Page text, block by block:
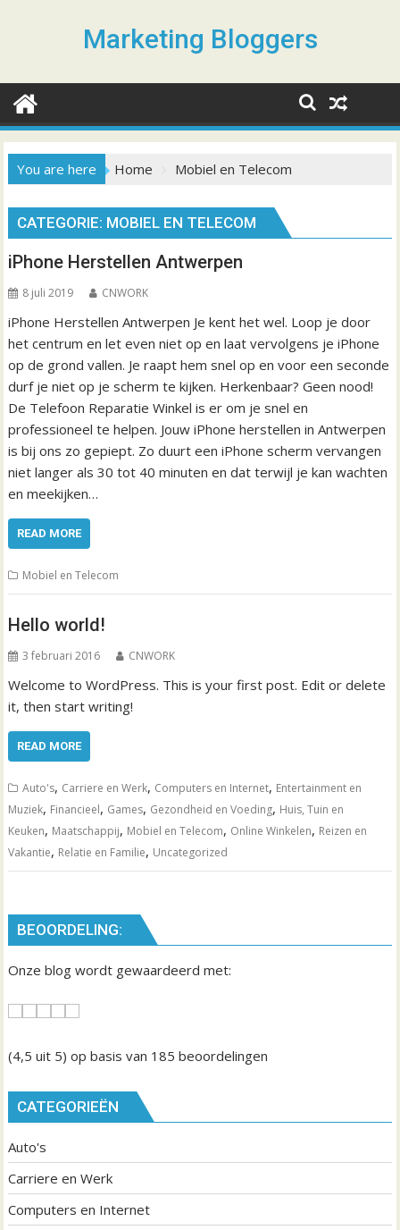
c
Marketing Bloggers
You are here Home Mobiel en Telecom
CATEGORIE: MOBIEL EN TELECOM
iPhone Herstellen Antwerpen
8 juli 2019 CNWORK
iPhone Herstellen Antwerpen Je kent het wel. Loop je door
het centrum en let even niet op en laat vervolgens je iPhone
op de grond vallen. Je raapt hem snel op en voor een seconde
durf je niet op je scherm te kijken. Herkenbaar? Geen nood!
De Telefoon Reparatie Winkel is er om je snel en
professioneel te helpen. Jouw iPhone herstellen in Antwerpen
is bij ons zo gepiept. Zo duurt een iPhone scherm vervangen
niet langer als 30 tot 40 minuten en dat terwijl je kan wachten
en meekijken…
READ MORE
Mobiel en Telecom
Hello world!
3 februari 2016 CNWORK
Welcome to WordPress. This is your first post. Edit or delete
it, then start writing!
READ MORE
Auto's, Carriere en Werk, Computers en Internet, Entertainment en
Muziek, Financieel, Games, Gezondheid en Voeding, Huis, Tuin en
Keuken, Maatschappij, Mobiel en Telecom, Online Winkelen, Reizen en
Vakantie, Relatie en Familie, Uncategorized
BEOORDELING:
Onze blog wordt gewaardeerd met:
(4,5 uit 5) op basis van 185 beoordelingen
CATEGORIEËN
Auto's
Carriere en Werk
Computers en Internet